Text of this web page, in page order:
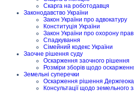
Скарга на роботодавця
Законодавство України
Закон України про адвокатуру
Конституція України
Закон України про охорону
Спадкування
Сімейний кодекс України
Заочне рішення суду
Оскарження заочного рішення
Розміри зборів щодо
Земельні суперечки
Оскарження рішення
Консультації щодо земельного